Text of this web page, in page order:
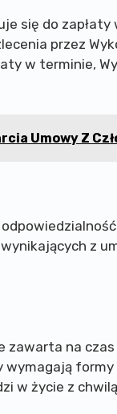
się do
przez
w terminie,
Umowy Z
z
zawarta na czas
wymagają
w życie z